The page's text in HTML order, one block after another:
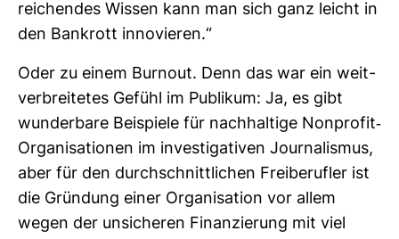
rei­chendes Wissen kann man sich ganz leicht in
den Bank­rott inno­vieren.“
Oder zu einem Burnout. Denn das war ein weit­
ver­brei­tetes Gefühl im Publikum: Ja, es gibt
wun­der­bare Bei­spiele für nach­hal­tige Non­profit-​
Orga­ni­sa­tionen im inves­ti­ga­tiven Jour­na­lismus,
aber für den durch­schnitt­li­chen Frei­be­rufler ist
die Grün­dung einer Orga­ni­sa­tion vor allem
wegen der unsi­cheren Finan­zie­rung mit viel